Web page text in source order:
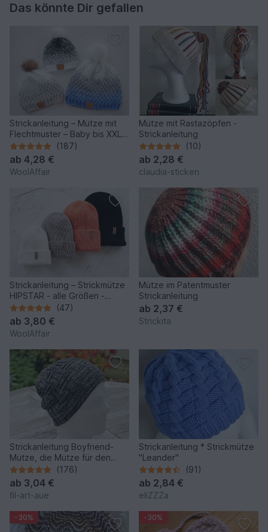
Das könnte Dir gefallen
Strickanleitung – Mütze mit
Flechtmuster – Baby bis XXL -
No.153/E
(187)
ab 4,28 €
WoolAffair
Mütze mit Rastazöpfen -
Strickanleitung
(10)
ab 2,28 €
claudia-sticken
Strickanleitung – Strickmütze
HIPSTAR - alle Größen -
unisex - No.255
(47)
ab 3,80 €
WoolAffair
Mütze im Patentmuster
Strickanleitung
ab 2,37 €
Strickita
Strickanleitung Boyfriend-
Mütze, die Mütze für den
Mann, Einheitsgrösse
(176)
ab 3,04 €
fil-art-aue
Strickanleitung * Strickmütze
"Leander"
(91)
ab 2,84 €
eliZZZa
-30% -30%